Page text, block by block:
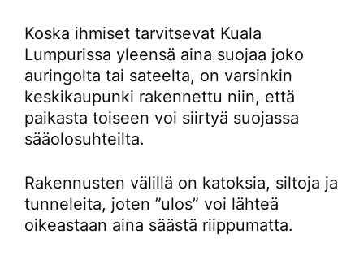
Koska ihmiset tarvitsevat Kuala
Lumpurissa yleensä aina suojaa joko
auringolta tai sateelta, on varsinkin
keskikaupunki rakennettu niin, että
paikasta toiseen voi siirtyä suojassa
sääolosuhteilta.
Rakennusten välillä on katoksia, siltoja ja
tunneleita, joten ”ulos” voi lähteä
oikeastaan aina säästä riippumatta.